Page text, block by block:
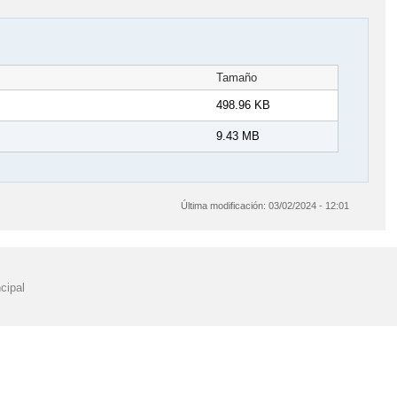
Tamaño
498.96 KB
9.43 MB
Última modificación:03/02/2024 - 12:01